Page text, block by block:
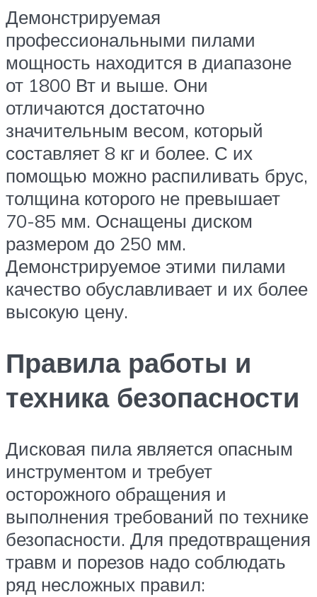
Демонстрируемая
профессиональными пилами
мощность находится в диапазоне
от 1800 Вт и выше. Они
отличаются достаточно
значительным весом, который
составляет 8 кг и более. С их
помощью можно распиливать брус,
толщина которого не превышает
70-85 мм. Оснащены диском
размером до 250 мм.
Демонстрируемое этими пилами
качество обуславливает и их более
высокую цену.
Правила работы и
техника безопасности
Дисковая пила является опасным
инструментом и требует
осторожного обращения и
выполнения требований по технике
безопасности. Для предотвращения
травм и порезов надо соблюдать
ряд несложных правил: